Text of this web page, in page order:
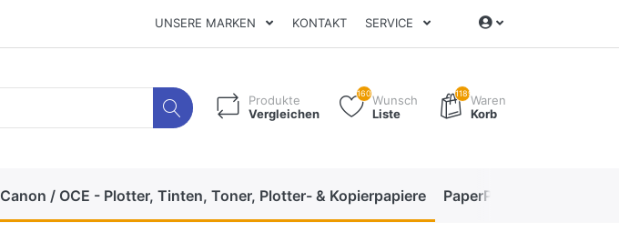
UNSERE MARKEN KONTAKT SERVICE
Produkte
Vergleichen
160Wunsch
Liste
1189Waren
Korb
Canon / OCE - Plotter, Tinten, Toner, Plotter- & Kopierpapiere PaperPro High-